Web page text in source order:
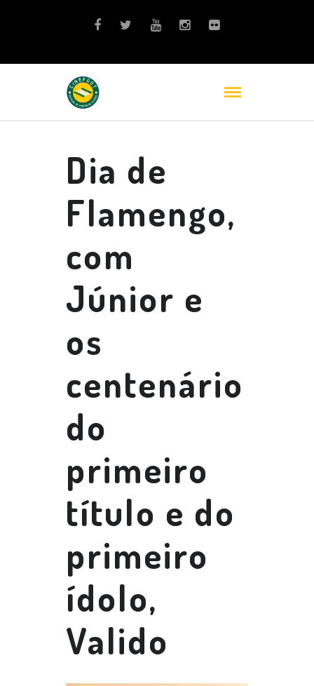
Dia de
Flamengo,
com
Júnior e
os
centenário
do
primeiro
título e do
primeiro
ídolo,
Valido